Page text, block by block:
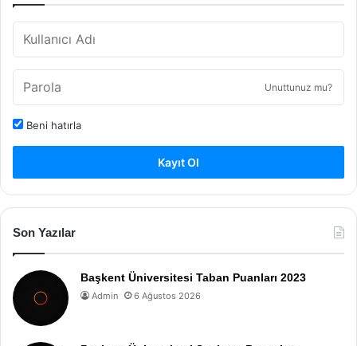
Unuttunuz mu?
Beni hatırla
Kayıt Ol
Son Yazılar
Başkent Üniversitesi Taban Puanları 2023
Admin 6 Ağustos 2026